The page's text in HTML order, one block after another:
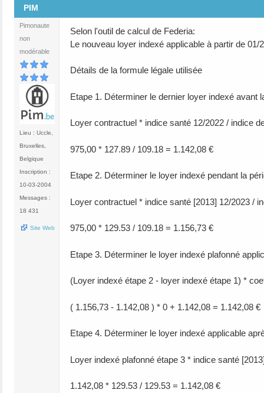
PIM
Pimonaute
non
modérable
Lieu : Uccle,
Bruxelles,
Belgique
Inscription :
10-03-2004
Messages :
18 431
Site Web
Selon l'outil de calcul de Federia:
Le nouveau loyer indexé applicable à partir de 01/
Détails de la formule légale utilisée
Etape 1. Déterminer le dernier loyer indexé avant
Loyer contractuel * indice santé 12/2022 / indice
975,00 * 127.89 / 109.18 = 1.142,08 €
Etape 2. Déterminer le loyer indexé pendant la
Loyer contractuel * indice santé [2013] 12/2023 /
975,00 * 129.53 / 109.18 = 1.156,73 €
Etape 3. Déterminer le loyer indexé plafonné
(Loyer indexé étape 2 - loyer indexé étape 1) *
( 1.156,73 - 1.142,08 ) * 0 + 1.142,08 = 1.142,08 €
Etape 4. Déterminer le loyer indexé applicable
Loyer indexé plafonné étape 3 * indice santé
1.142,08 * 129.53 / 129.53 = 1.142,08 €